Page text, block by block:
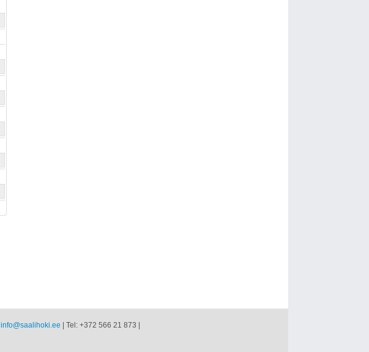
info@saalihoki.ee | Tel: +372 566 21 873 |